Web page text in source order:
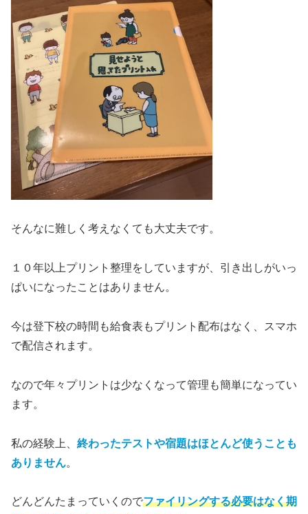
そんなに難しく考えなくても大丈夫です。
１０年以上プリント整理をしていますが、引き出しがいっ
ぱいになったことはありません。
今は登下校の時間も給食表もプリント配布はなく、スマホ
で配信されます。
なので年々プリントは少なくなって管理も簡単になってい
ます。
私の経験上、 終わったテストや宿題はほとんど使うことも
ありません。
どんどんたまっていくのでファイリングする必要はなく期